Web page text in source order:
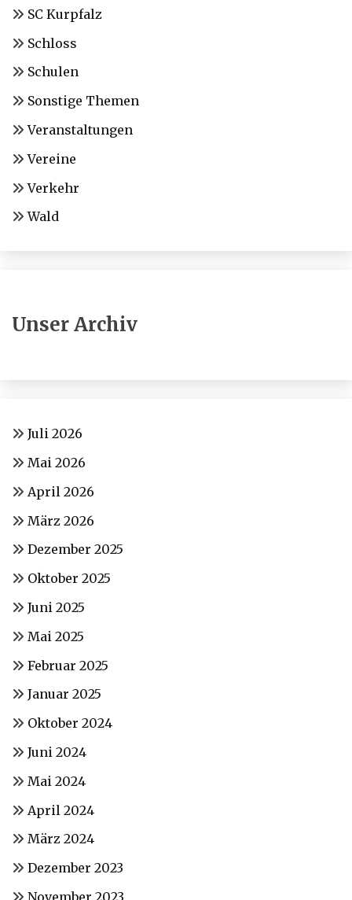
SC Kurpfalz
Schloss
Schulen
Sonstige Themen
Veranstaltungen
Vereine
Verkehr
Wald
Unser Archiv
Juli 2026
Mai 2026
April 2026
März 2026
Dezember 2025
Oktober 2025
Juni 2025
Mai 2025
Februar 2025
Januar 2025
Oktober 2024
Juni 2024
Mai 2024
April 2024
März 2024
Dezember 2023
November 2023